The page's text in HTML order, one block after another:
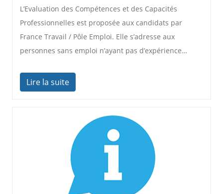
L’Evaluation des Compétences et des Capacités
Professionnelles est proposée aux candidats par
France Travail / Pôle Emploi. Elle s’adresse aux
personnes sans emploi n’ayant pas d’expérience…
Lire la suite